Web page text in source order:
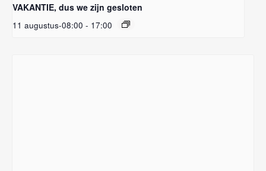
VAKANTIE, dus we zijn gesloten
11 augustus-08:00 - 17:00